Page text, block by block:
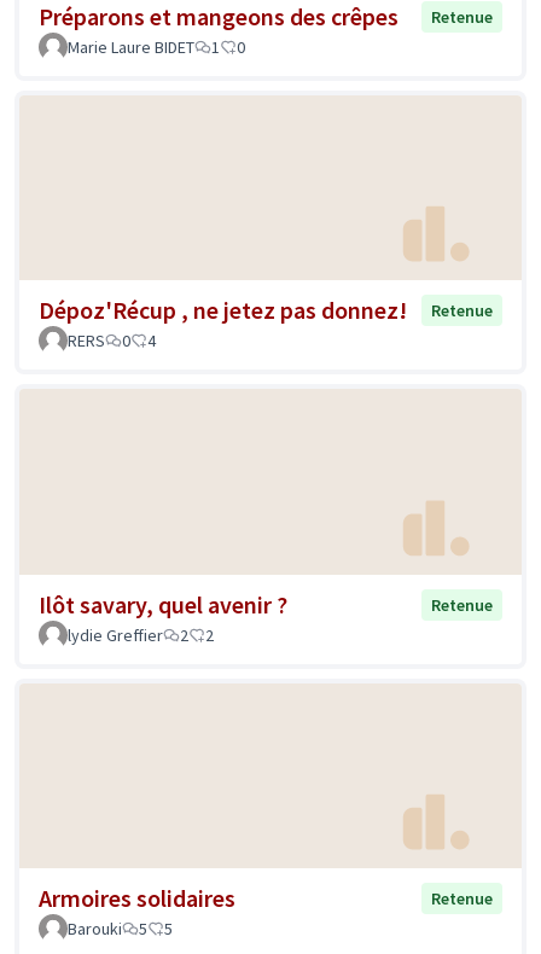
Préparons et mangeons des crêpes
Retenue
Marie Laure BIDET
1 0
Dépoz'Récup , ne jetez pas donnez!
Retenue
RERS
0 4
Ilôt savary, quel avenir ?
Retenue
lydie Greffier
2 2
Armoires solidaires
Retenue
Barouki
5 5